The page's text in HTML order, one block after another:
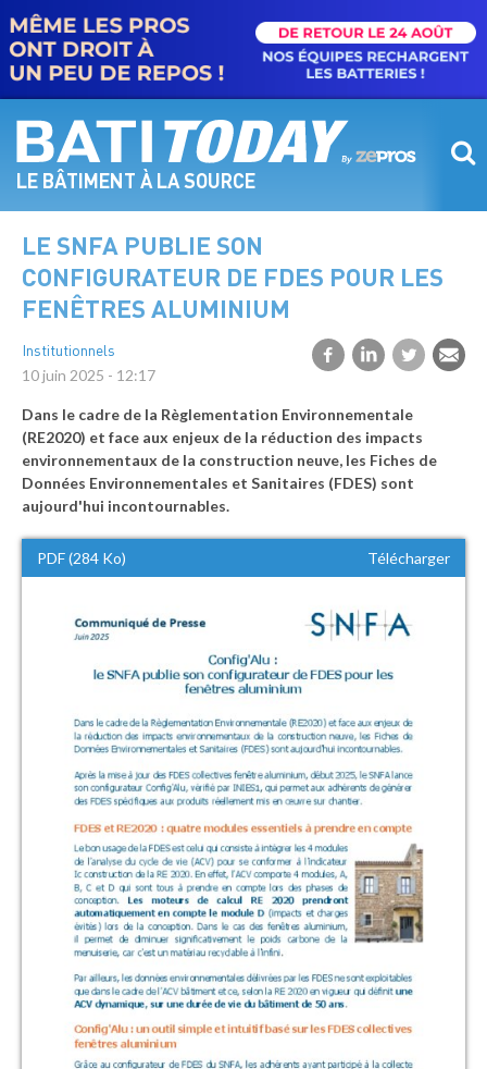
contenu
principal
LE BÂTIMENT À LA SOURCE
LE SNFA PUBLIE SON
CONFIGURATEUR DE FDES POUR LES
FENÊTRES ALUMINIUM
Institutionnels
10 juin 2025 - 12:17
Dans le cadre de la Règlementation Environnementale
(RE2020) et face aux enjeux de la réduction des impacts
environnementaux de la construction neuve, les Fiches de
Données Environnementales et Sanitaires (FDES) sont
aujourd'hui incontournables.
PDF (284 Ko) Télécharger